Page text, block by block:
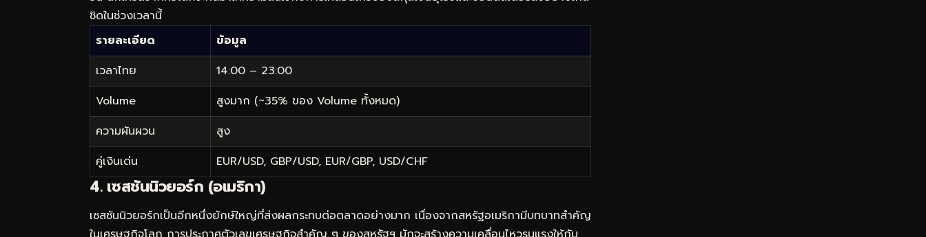
ชิดในช่วงเวลานี้
รายละเอียด
ข้อมูล
เวลาไทย
14:00 – 23:00
Volume
สูงมาก (~35% ของ Volume ทั้งหมด)
ความผันผวน
สูง
คู่เงินเด่น
EUR/USD, GBP/USD, EUR/GBP, USD/CHF
4. เซสชันนิวยอร์ก (อเมริกา)
เซสชันนิวยอร์กเป็นอีกหนึ่งยักษ์ใหญ่ที่ส่งผลกระทบต่อตลาดอย่างมาก เนื่องจากสหรัฐอเมริกามีบทบาทสำคัญ